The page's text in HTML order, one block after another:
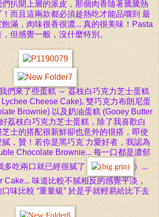
扒開上層的派皮，那個肉香隨著騰騰熱
而且這兩款都必須趁熱吃才能品嚐到 最
滿，肉味很香很濃... 真的很美味！Pasta
但感覺一般，沒什麼特別。
們來了些蛋糕 ～ 荔枝白巧克力芝士蛋糕
Cheese Cake), 雙巧克力布朗尼蛋
Brownie) 以及奶油蛋糕 (Gooey Butter
荔枝白巧克力芝士蛋糕，除了我喜歡白
士的搭配很新鮮卻也意外的很搭，即使
，贊！若你是黑巧克 力愛好者，我認為
Chocolate Brownie... 每一口都是濃郁
多吃兩口就已經很膩了
）...
Cake... 味道比較不膩相反的感覺平淡，
味比較 “重量級” 於是乎就輕易給比下去